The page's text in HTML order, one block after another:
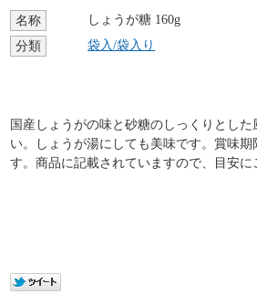
名称
しょうが糖 160g
分類
袋入/袋入り
国産しょうがの味と砂糖のしっくりとした
い。しょうが湯にしても美味です。賞味
す。商品に記載されていますので、目安に